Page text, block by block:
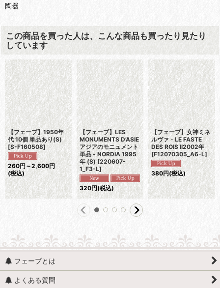
陶器
この商品を買った人は、こんな商品も買ったり見たり
しています
【フェーブ】1950年
代 10個 単品あり(S)
[S-F160508]
260円 ～2,600円
(税込)
【フェーブ】LES
MONUMENTS D’ASIE
アジアのモニュメント
単品 - NORDIA 1995
年 (S) [220607-
1_F3-L]
320円(税込)
【フェーブ】女神ミネ
ルヴァ - LE FASTE
DES ROIS II2002年
[F12070305_A6-L]
380円(税込)
フェーブとは
よくある質問